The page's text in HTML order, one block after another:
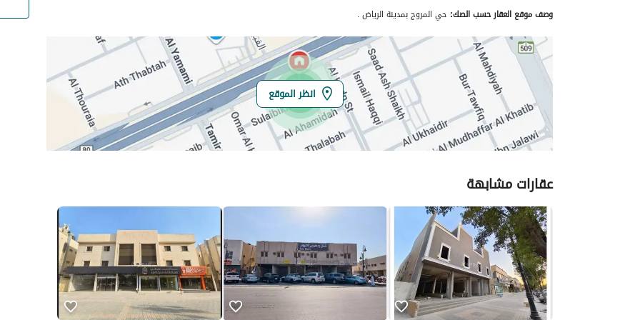
الموقع
المنطقة
منطقة الرياض
المدينة
الحي
المروج
اسم الشارع
الدائرى الشمالى الفرعي
الرمز البريدي
رقم المبنى
3281
الرقم الاضافي
8341
خط العرض
24.76700420232185
تفاصيل العقار
نوع الإعلان
للإيجار
استخدام العقار
-
السعر
70000
المساحة
1804
وصف موقع العقار حسب الصك: حي المروج بمدينة الرياض .
انظر الموقع
عقارات مشابهة